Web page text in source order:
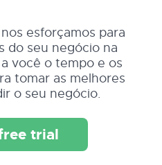
esforçamos para
do seu negócio na
você o tempo e os
tomar as melhores
o seu negócio.
trial